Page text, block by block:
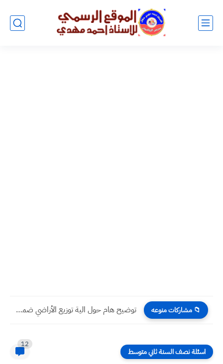
📁 مشاركات منوعه توضيح هام حول الية توزيع الأراضي ضمن مبادرة داري للسكن...
اسئلة نصف السنة ثاني متوسط
12